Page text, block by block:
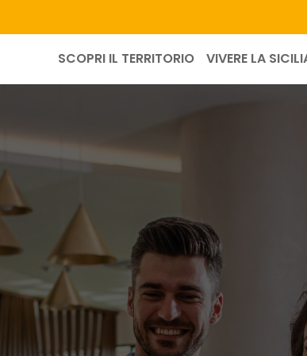
SCOPRI IL TERRITORIO VIVERE LA